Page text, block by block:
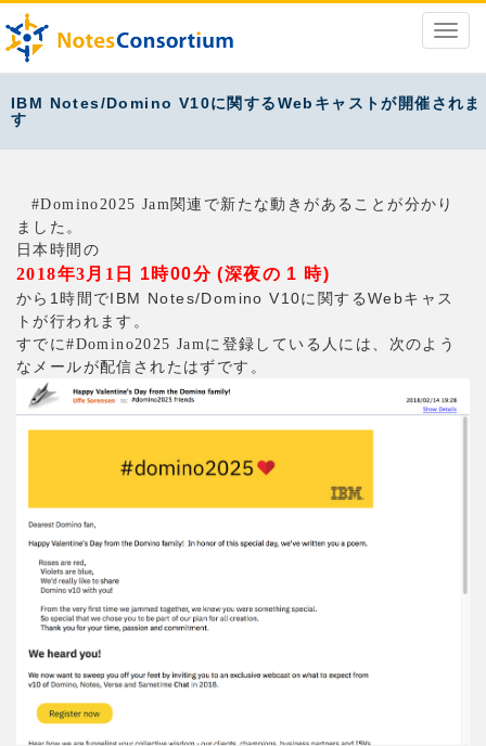
IBM Notes/Domino V10に関するWebキャストが開催されま
す
#Domino2025 Jam関連で新たな動きがあることが分かり
ました。
日本時間の
2018年3月1 日 1時00分 (深夜の 1 時)
から1時間でIBM Notes/Domino V10に関するWebキャス
トが行われます。
すでに#Domino2025 Jamに登録している人には、次のよう
なメールが配信されたはずです。